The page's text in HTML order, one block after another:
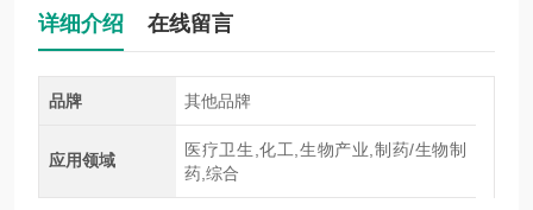
详细介绍 在线留言
品牌 其他品牌
应用领域
医疗卫生,化工,生物产业,制药/生物制
药,综合